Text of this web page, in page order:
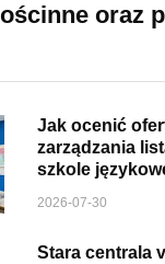
oraz
Jak ocenić
zarządzania
szkole
2026-07-30
Stara centrala